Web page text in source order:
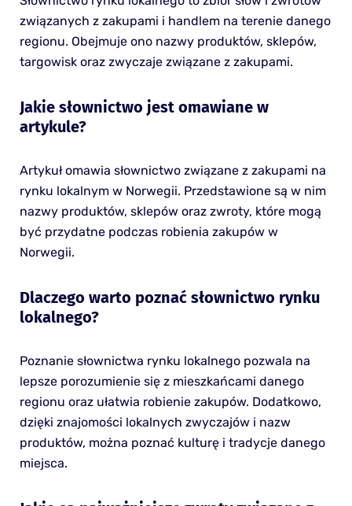
związanych z zakupami i handlem na terenie danego
regionu. Obejmuje ono nazwy produktów, sklepów,
targowisk oraz zwyczaje związane z zakupami.
Jakie słownictwo jest omawiane w
artykule?
Artykuł omawia słownictwo związane z zakupami na
rynku lokalnym w Norwegii. Przedstawione są w nim
nazwy produktów, sklepów oraz zwroty, które mogą
być przydatne podczas robienia zakupów w
Norwegii.
Dlaczego warto poznać słownictwo rynku
lokalnego?
Poznanie słownictwa rynku lokalnego pozwala na
lepsze porozumienie się z mieszkańcami danego
regionu oraz ułatwia robienie zakupów. Dodatkowo,
dzięki znajomości lokalnych zwyczajów i nazw
produktów, można poznać kulturę i tradycje danego
miejsca.